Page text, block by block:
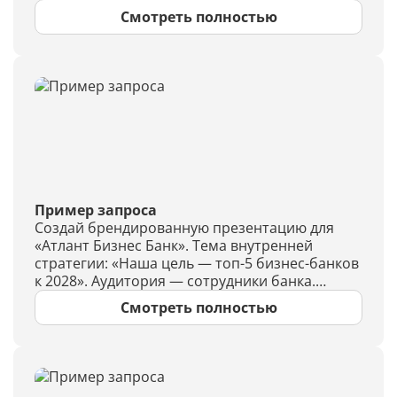
новых напитков (список с коротким
описанием), гистограмма продаж по дням
план подготовки зимнего меню. В конце —
итоговый слайд с общим выводом. Данные
Смотреть полностью
Пример запроса
Создай брендированную презентацию для
«Атлант Бизнес Банк». Тема внутренней
стратегии: «Наша цель — топ-5 бизнес-банков
к 2028». Аудитория — сотрудники банка.
Структура: миссия и ценности (1 слайд
текстом и маркированным списком), таблица
направления (каждое с кратким описанием и
иконкой-заглушкой), линейный график
Смотреть полностью